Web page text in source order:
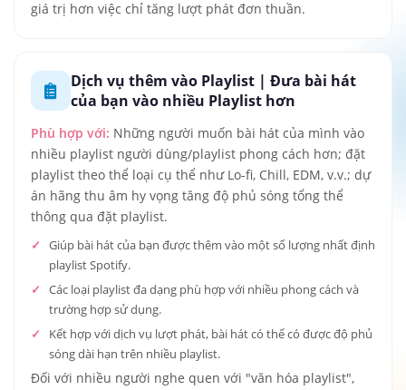
giá trị hơn việc chỉ tăng lượt phát đơn thuần.
Dịch vụ thêm vào Playlist | Đưa bài hát
của bạn vào nhiều Playlist hơn
Phù hợp với: Những người muốn bài hát của mình vào
nhiều playlist người dùng/playlist phong cách hơn; đặt
playlist theo thể loại cụ thể như Lo-fi, Chill, EDM, v.v.; dự
án hãng thu âm hy vọng tăng độ phủ sóng tổng thể
thông qua đặt playlist.
Giúp bài hát của bạn được thêm vào một số lượng nhất định
playlist Spotify.
Các loại playlist đa dạng phù hợp với nhiều phong cách và
trường hợp sử dụng.
Kết hợp với dịch vụ lượt phát, bài hát có thể có được độ phủ
sóng dài hạn trên nhiều playlist.
Đối với nhiều người nghe quen với "văn hóa playlist",